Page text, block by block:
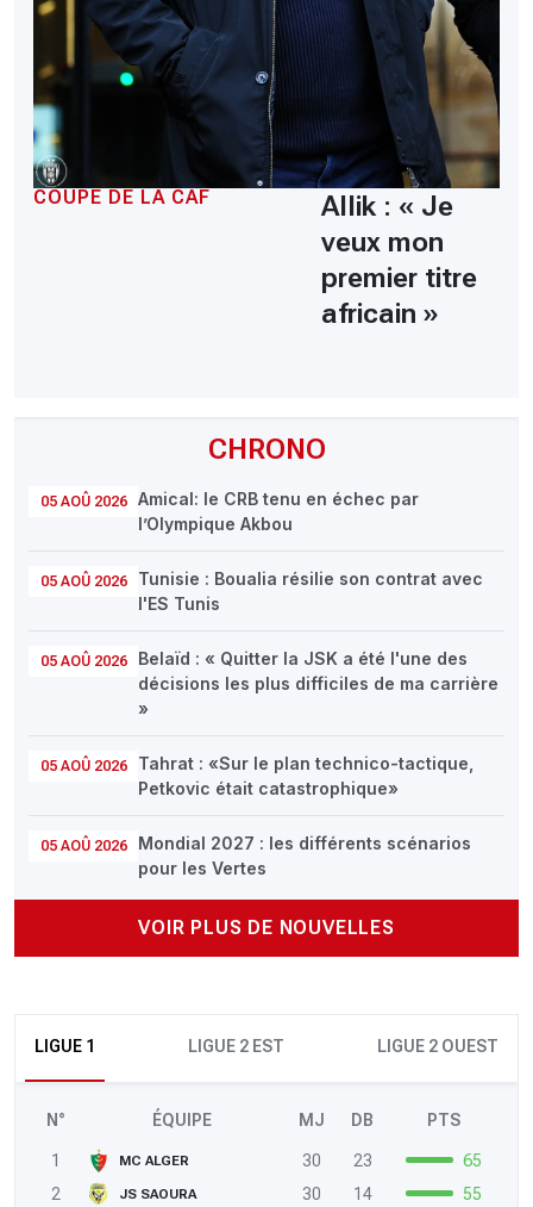
CHRONO
05 AOÛ 2026
Amical: le CRB tenu en échec par
l’Olympique Akbou
05 AOÛ 2026
Tunisie : Boualia résilie son contrat avec
l'ES Tunis
05 AOÛ 2026
Belaïd : « Quitter la JSK a été l'une des
décisions les plus difficiles de ma carrière
»
05 AOÛ 2026
Tahrat : «Sur le plan technico-tactique,
Petkovic était catastrophique»
05 AOÛ 2026
Mondial 2027 : les différents scénarios
pour les Vertes
VOIR PLUS DE NOUVELLES
LIGUE 1 LIGUE 2 EST LIGUE 2 OUEST
N° ÉQUIPE MJ DB PTS
1 MC ALGER 30 23
65
2
JS SAOURA 30 14
55
COUPE DE LA CAF
Allik : « Je
veux mon
premier titre
africain »